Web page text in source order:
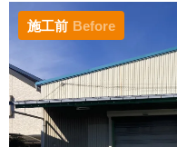
施工前 Before